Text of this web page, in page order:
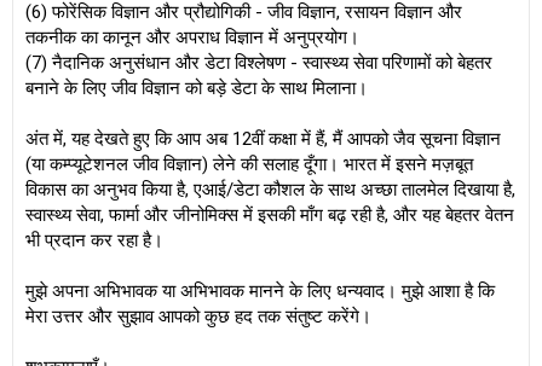
(6) फोरेंसिक विज्ञान और प्रौद्योगिकी - जीव विज्ञान, रसायन विज्ञान और
तकनीक का कानून और अपराध विज्ञान में अनुप्रयोग।
(7) नैदानिक ​​अनुसंधान और डेटा विश्लेषण - स्वास्थ्य सेवा परिणामों को बेहतर
बनाने के लिए जीव विज्ञान को बड़े डेटा के साथ मिलाना।
अंत में, यह देखते हुए कि आप अब 12वीं कक्षा में हैं, मैं आपको जैव सूचना विज्ञान
(या कम्प्यूटेशनल जीव विज्ञान) लेने की सलाह दूँगा। भारत में इसने मज़बूत
विकास का अनुभव किया है, एआई/डेटा कौशल के साथ अच्छा तालमेल दिखाया है,
स्वास्थ्य सेवा, फार्मा और जीनोमिक्स में इसकी माँग बढ़ रही है, और यह बेहतर वेतन
भी प्रदान कर रहा है।
मुझे अपना अभिभावक या अभिभावक मानने के लिए धन्यवाद। मुझे आशा है कि
मेरा उत्तर और सुझाव आपको कुछ हद तक संतुष्ट करेंगे।